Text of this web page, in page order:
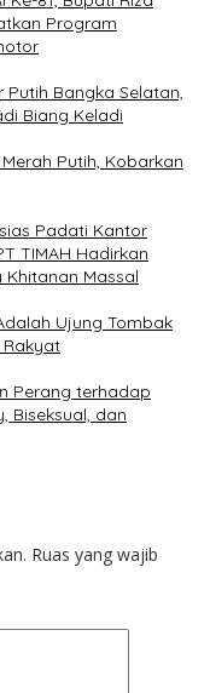
Program
Putih Bangka Selatan,
Biang Keladi
Putih, Kobarkan
Padati Kantor
TIMAH Hadirkan
Massal
Ujung Tombak
Rakyat
Perang terhadap
Biseksual, dan
Ruas yang wajib